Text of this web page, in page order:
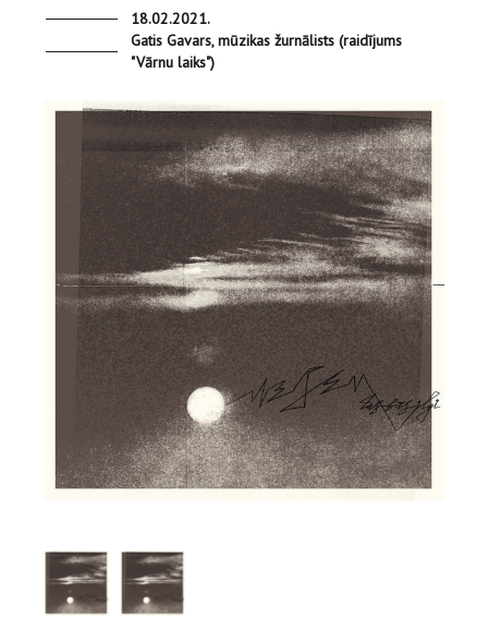
18.02.2021.
Gatis Gavars, mūzikas žurnālists (raidījums
"Vārnu laiks")